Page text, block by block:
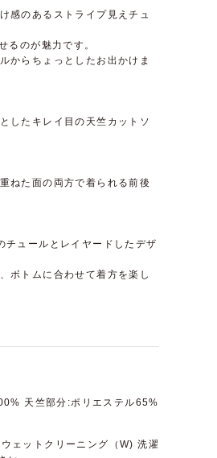
感のあるストライプ見えチュ
るのが魅力です。
からちょっとしたお出かけま
したキレイ目の天竺カットソ
ねた面の両方で着られる前後
チュールとレイヤードしたデザ
ボトムに合わせて着方を楽し
天竺部分:ポリエステル65%
ェットクリーニング（W) 洗濯